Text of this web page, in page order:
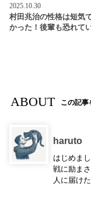
2025.10.30
村田兆治の性格は短気
かった！後輩も恐れて
ABOUT この記事
haruto
はじめま
戦に励ま
人に届け